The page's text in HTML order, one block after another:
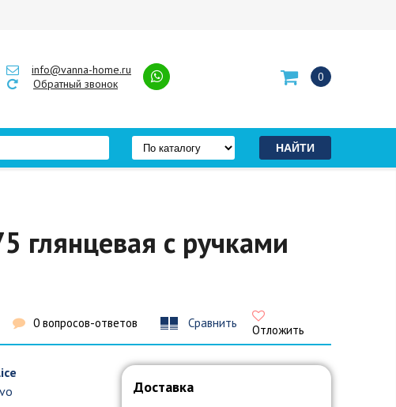
info@vanna-home.ru
Обратный звонок
0
глянцевая с ручками
0 вопросов-ответов Сравнить Отложить
Доставка